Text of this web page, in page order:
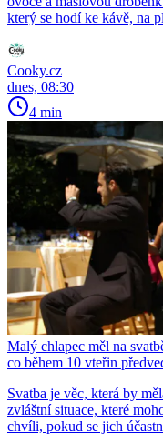
který se hodí ke kávě, na
Cooky.cz
dnes, 08:30
4 min
Malý chlapec měl na
co během 10 vteřin
Svatba je věc, která by
zvláštní situace, které
chvíli, pokud se jich